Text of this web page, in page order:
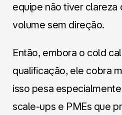
equipe não tiver clareza
volume sem direção.
Então, embora o cold
qualificação, ele cobra
isso pesa
scale-ups e PMEs que